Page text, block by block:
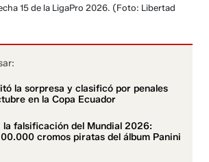
15 de la LigaPro 2026. (Foto: Libertad
la sorpresa y clasificó por penales
en la Copa Ecuador
la falsificación del Mundial 2026:
cromos piratas del álbum Panini